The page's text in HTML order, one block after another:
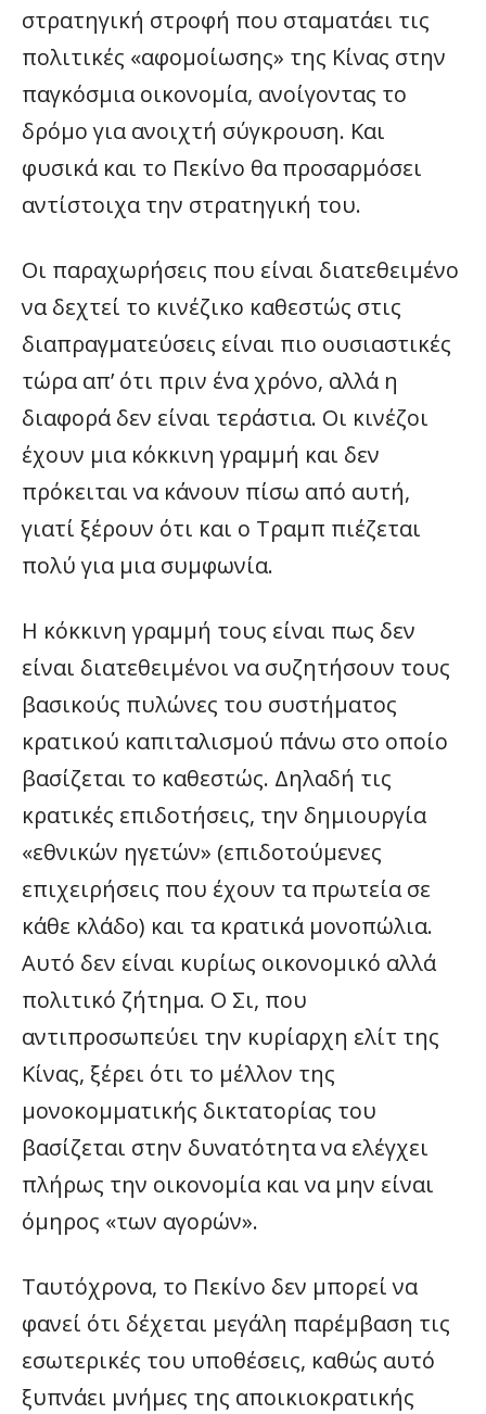
στρατηγική στροφή που σταματάει τις
πολιτικές «αφομοίωσης» της Κίνας στην
παγκόσμια οικονομία, ανοίγοντας το
δρόμο για ανοιχτή σύγκρουση. Και
φυσικά και το Πεκίνο θα προσαρμόσει
αντίστοιχα την στρατηγική του.
Οι παραχωρήσεις που είναι διατεθειμένο
να δεχτεί το κινέζικο καθεστώς στις
διαπραγματεύσεις είναι πιο ουσιαστικές
τώρα απ’ ότι πριν ένα χρόνο, αλλά η
διαφορά δεν είναι τεράστια. Οι κινέζοι
έχουν μια κόκκινη γραμμή και δεν
πρόκειται να κάνουν πίσω από αυτή,
γιατί ξέρουν ότι και ο Τραμπ πιέζεται
πολύ για μια συμφωνία.
Η κόκκινη γραμμή τους είναι πως δεν
είναι διατεθειμένοι να συζητήσουν τους
βασικούς πυλώνες του συστήματος
κρατικού καπιταλισμού πάνω στο οποίο
βασίζεται το καθεστώς. Δηλαδή τις
κρατικές επιδοτήσεις, την δημιουργία
«εθνικών ηγετών» (επιδοτούμενες
επιχειρήσεις που έχουν τα πρωτεία σε
κάθε κλάδο) και τα κρατικά μονοπώλια.
Αυτό δεν είναι κυρίως οικονομικό αλλά
πολιτικό ζήτημα. Ο Σι, που
αντιπροσωπεύει την κυρίαρχη ελίτ της
Κίνας, ξέρει ότι το μέλλον της
μονοκομματικής δικτατορίας του
βασίζεται στην δυνατότητα να ελέγχει
πλήρως την οικονομία και να μην είναι
όμηρος «των αγορών».
Ταυτόχρονα, το Πεκίνο δεν μπορεί να
φανεί ότι δέχεται μεγάλη παρέμβαση τις
εσωτερικές του υποθέσεις, καθώς αυτό
ξυπνάει μνήμες της αποικιοκρατικής